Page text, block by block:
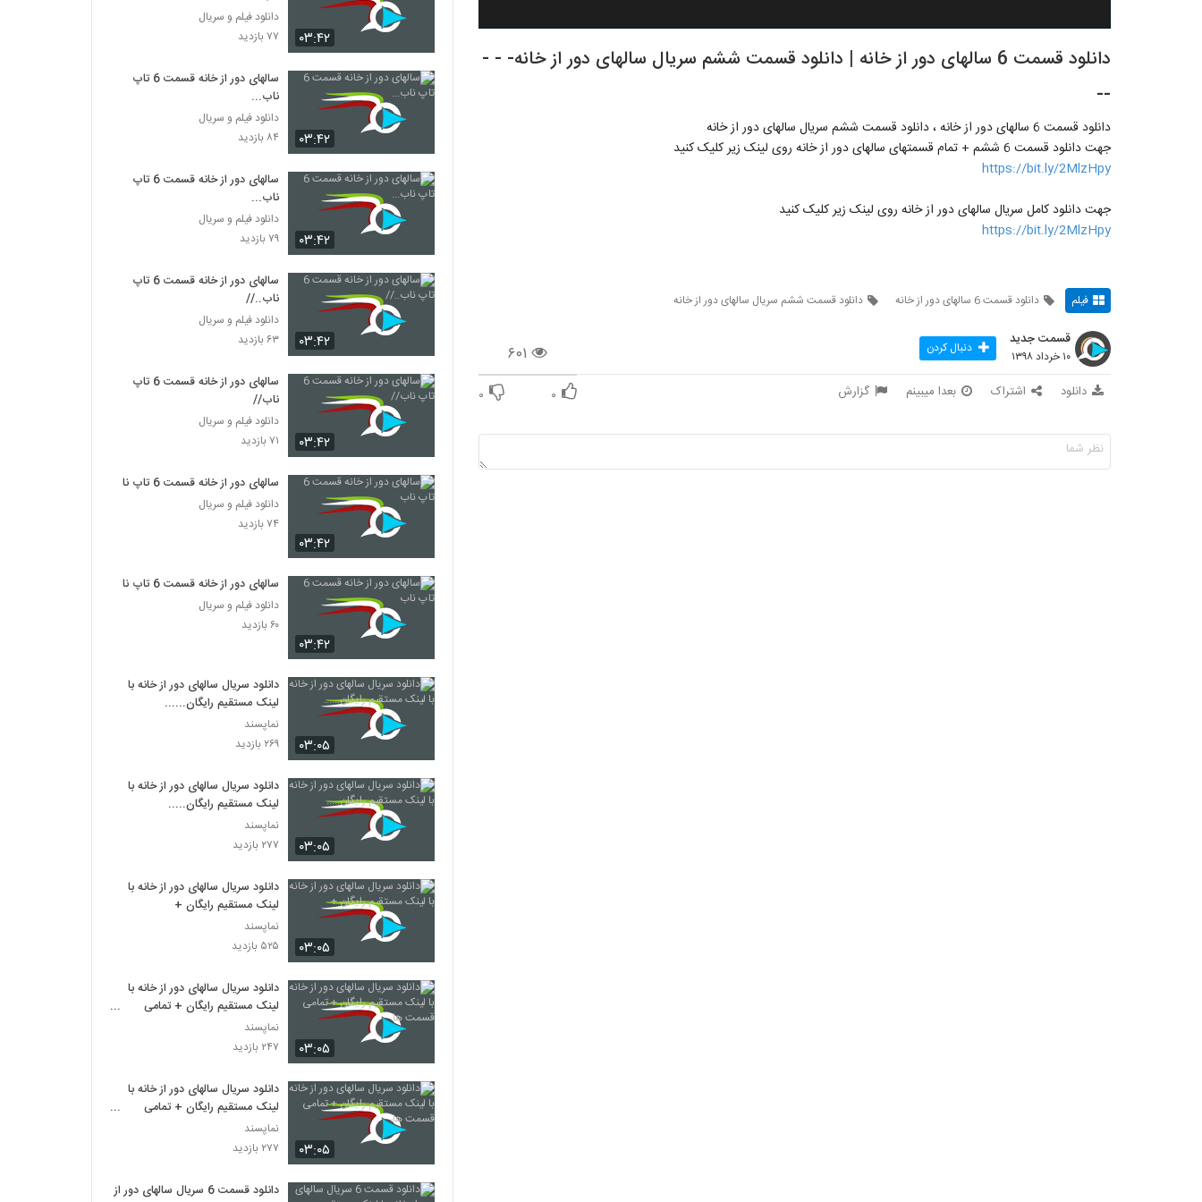
دانلود قسمت 6 سالهای دور از خانه | دانلود قسمت ششم سریال سالهای دور از خانه- - -
--
دانلود قسمت 6 سالهای دور از خانه ، دانلود قسمت ششم سریال سالهای دور از خانه
جهت دانلود قسمت 6 ششم + تمام قسمتهای سالهای دور از خانه روی لینک زیر کلیک کنید
https://bit.ly/2MlzHpy
جهت دانلود کامل سریال سالهای دور از خانه روی لینک زیر کلیک کنید
https://bit.ly/2MlzHpy
فیلم دانلود قسمت 6 سالهای دور از خانه دانلود قسمت ششم سریال سالهای دور از خانه
۶۰۱
قسمت جدید
۱۰ خرداد ۱۳۹۸ دنبال کردن
دانلود اشتراک بعدا میبینم گزارش ۰ ۰
۰۳:۴۲
دانلود فیلم و سریال
۷۷ بازدید
۰۳:۴۲
سالهای دور از خانه قسمت 6 تاپ
ناب...
دانلود فیلم و سریال
۸۴ بازدید
۰۳:۴۲
سالهای دور از خانه قسمت 6 تاپ
ناب...
دانلود فیلم و سریال
۷۹ بازدید
۰۳:۴۲
سالهای دور از خانه قسمت 6 تاپ
ناب..//
دانلود فیلم و سریال
۶۳ بازدید
۰۳:۴۲
سالهای دور از خانه قسمت 6 تاپ
ناب//
دانلود فیلم و سریال
۷۱ بازدید
۰۳:۴۲
سالهای دور از خانه قسمت 6 تاپ ناب
دانلود فیلم و سریال
۷۴ بازدید
۰۳:۴۲
سالهای دور از خانه قسمت 6 تاپ ناب
دانلود فیلم و سریال
۶۰ بازدید
۰۳:۰۵
دانلود سریال سالهای دور از خانه با
لینک مستقیم رایگان......
نماپسند
۲۶۹ بازدید
۰۳:۰۵
دانلود سریال سالهای دور از خانه با
لینک مستقیم رایگان.....
نماپسند
۲۷۷ بازدید
۰۳:۰۵
دانلود سریال سالهای دور از خانه با
لینک مستقیم رایگان +
نماپسند
۵۲۵ بازدید
۰۳:۰۵
دانلود سریال سالهای دور از خانه با
لینک مستقیم رایگان + تمامی
قسمت ها
نماپسند
۲۴۷ بازدید
۰۳:۰۵
دانلود سریال سالهای دور از خانه با
لینک مستقیم رایگان + تمامی
قسمت ها،
نماپسند
۲۷۷ بازدید
دانلود قسمت 6 سریال سالهای دور از